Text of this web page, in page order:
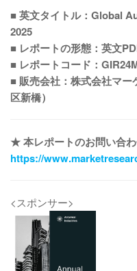
■ 英文タイトル：Global
2025
■ レポートの形態：英文
■ レポートコード：
■ 販売会社：株式会社マ
区新橋）
★ 本レポートのお問い合
https://
<スポンサー>